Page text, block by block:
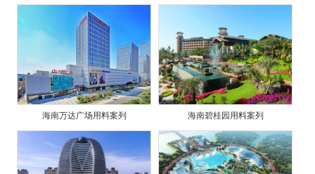
海南万达广场用料案列 海南碧桂园用料案列